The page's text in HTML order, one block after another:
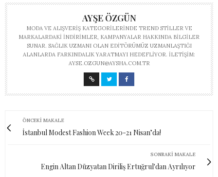
AYŞE ÖZGÜN
MODA VE ALIŞVERIŞ KATEGORILERINDE TREND STILLER VE
MARKALARDAKI INDIRIMLER, KAMPANYALAR HAKKINDA BILGILER
SUNAR. SAĞLIK UZMANI OLAN EDITÖRÜMÜZ UZMANLAŞTIĞI
ALANLARDA FARKINDALIK YARATMAYI HEDEFLIYOR. İLETIŞIM:
AYSE.OZGUN@AYSHA.COM.TR
ÖNCEKI MAKALE
İstanbul Modest Fashion Week 20-21 Nisan’da!
SONRAKI MAKALE
Engin Altan Düzyatan Diriliş Ertuğrul'dan Ayrılıyor